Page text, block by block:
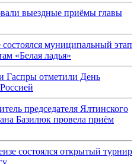
выездные приёмы главы
муниципальный этап
«Белая ладья»
Гаспры отметили День
председателя Ялтинского
Базилюк провела приём
состоялся открытый турнир